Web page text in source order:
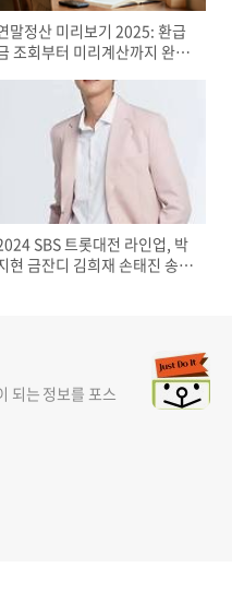
말정산 미리보기 2025: 환급
조회부터 미리계산까지 완벽
SBS 트롯대전 라인업, 박
현 금잔디 김희재 손태진 송가
되는 정보를 포스